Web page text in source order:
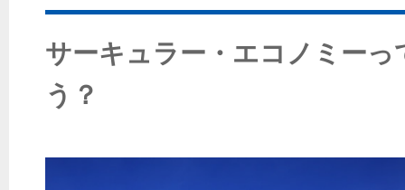
サーキュラー・エコノミーっ
う？